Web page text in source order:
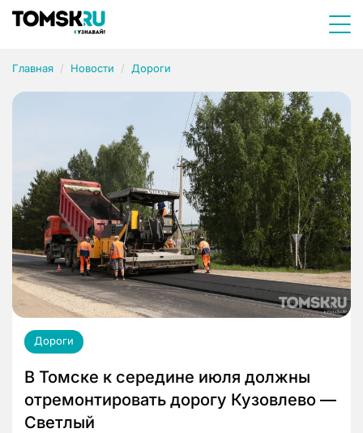
Главная Новости Дороги
Дороги
В Томске к середине июля должны
отремонтировать дорогу Кузовлево —
Светлый